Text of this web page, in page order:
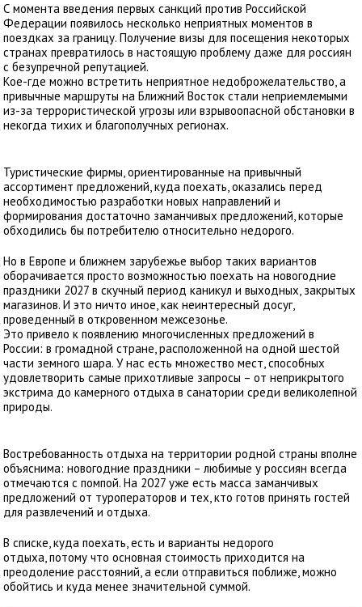
С момента введения первых санкций против Российской
Федерации появилось несколько неприятных моментов в
поездках за границу. Получение визы для посещения некоторых
странах превратилось в настоящую проблему даже для россиян
с безупречной репутацией.
Кое-где можно встретить неприятное недоброжелательство, а
привычные маршруты на Ближний Восток стали неприемлемыми
из-за террористической угрозы или взрывоопасной обстановки в
некогда тихих и благополучных регионах.
Туристические фирмы, ориентированные на привычный
ассортимент предложений, куда поехать, оказались перед
необходимостью разработки новых направлений и
формирования достаточно заманчивых предложений, которые
обходились бы потребителю относительно недорого.
Но в Европе и ближнем зарубежье выбор таких вариантов
оборачивается просто возможностью поехать на новогодние
праздники 2027 в скучный период каникул и выходных, закрытых
магазинов. И это ничто иное, как неинтересный досуг,
проведенный в откровенном межсезонье.
Это привело к появлению многочисленных предложений в
России: в громадной стране, расположенной на одной шестой
части земного шара. У нас есть множество мест, способных
удовлетворить самые прихотливые запросы – от неприкрытого
экстрима до камерного отдыха в санатории среди великолепной
природы.
Востребованность отдыха на территории родной страны вполне
объяснима: новогодние праздники – любимые у россиян всегда
отмечаются с помпой. На 2027 уже есть масса заманчивых
предложений от туроператоров и тех, кто готов принять гостей
для развлечений и отдыха.
В списке, куда поехать, есть и варианты недорого
отдыха, потому что основная стоимость приходится на
преодоление расстояний, а если отправиться поближе, можно
обойтись и куда менее значительной суммой.